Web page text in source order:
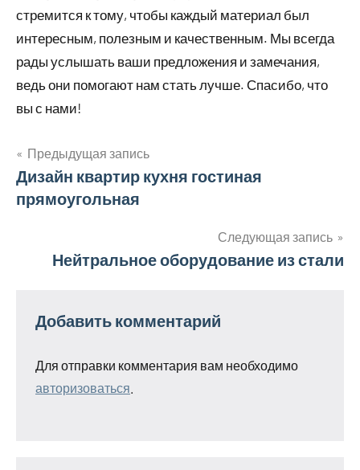
стремится к тому, чтобы каждый материал был
интересным, полезным и качественным. Мы всегда
рады услышать ваши предложения и замечания,
ведь они помогают нам стать лучше. Спасибо, что
вы с нами!
Навигация
по
Предыдущая запись
Дизайн квартир кухня гостиная
прямоугольная
Следующая запись
Нейтральное оборудование из стали
Добавить комментарий
Для отправки комментария вам необходимо
авторизоваться